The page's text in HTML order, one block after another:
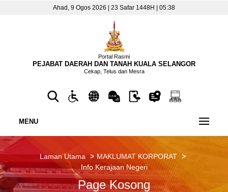
Ahad, 9 Ogos 2026 | 23 Safar 1448H | 05:38
Portal Rasmi
PEJABAT DAERAH DAN TANAH KUALA SELANGOR
Cekap, Telus dan Mesra
MENU
Laman Utama
MAKLUMAT KORPORAT
Info Kerajaan Negeri
Page Kosong